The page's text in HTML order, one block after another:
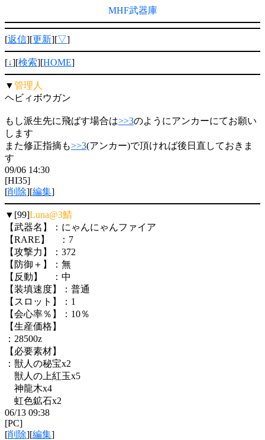
MHF武器庫
[返信][更新][▽]
[↓][検索][HOME]
▼管理人
ヘビィボウガン
もし派生先に飛ばす場合は>>3のようにアンカーにてお願い
します
また修正指摘も>>3(アンカー)で頂ければ後日直しておきま
す
09/06 14:30
[HI35]
[削除][編集]
▼[99]Luna@3鯖
【武器名】：にゃんにゃんファイア
【RARE】 ：7
【攻撃力】：372
【防御＋】：無
【反動】 ：中
【装填速度】：普通
【スロット】：1
【会心率％】：10％
【生産価格】
：28500z
【必要素材】
：獣人の秘宝x2
獣人の上紅玉x5
神龍木x4
虹色鉱石x2
06/13 09:38
[PC]
[削除][編集]